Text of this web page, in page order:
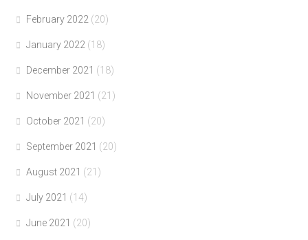
February 2022 (20)
January 2022 (18)
December 2021 (18)
November 2021 (21)
October 2021 (20)
September 2021 (20)
August 2021 (21)
July 2021 (14)
June 2021 (20)